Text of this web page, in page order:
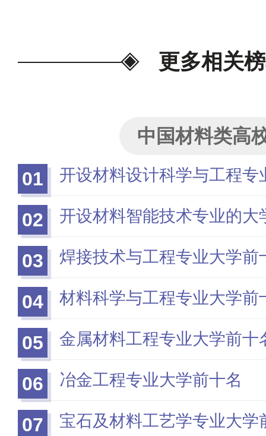
更多相关
中国材料类高
01
开设材料设计科学与工程专
02 开设材料智能技术专业的大
03 焊接技术与工程专业大学前
04 材料科学与工程专业大学前
05 金属材料工程专业大学前十
06 冶金工程专业大学前十名
07 宝石及材料工艺学专业大学